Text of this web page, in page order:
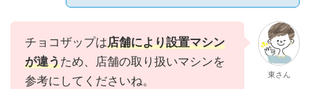
チョコザップは店舗により設置マシン
が違うため、店舗の取り扱いマシンを
参考にしてくださいね。
東さん